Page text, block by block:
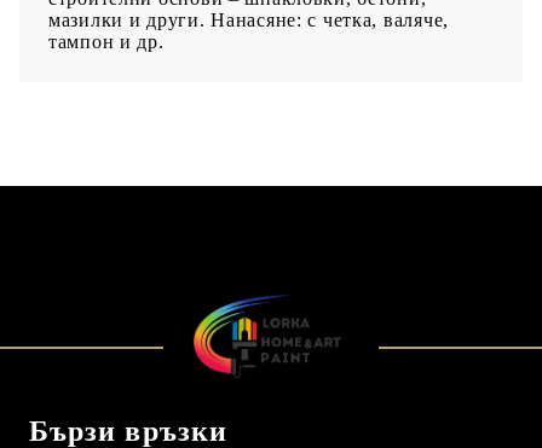
мазилки и други. Нанасяне: с четка, валяче,
тампон и др.
Бързи връзки